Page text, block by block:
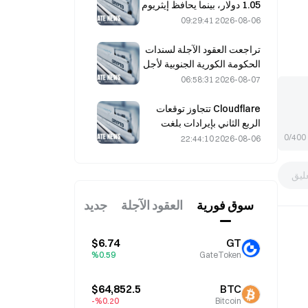
0/400
1.05 دولار، بينما يحافظ إيثريوم
على مستوى 1,908 دولارات
2026-08-06 09:29:41
تراجعت العقود الآجلة لسندات
الحكومة الكورية الجنوبية لأجل
3 و10 سنوات في 7 أغسطس،
2026-08-07 06:58:31
Cloudflare تتجاوز توقعات
الربع الثاني بإيرادات بلغت
2026-08-06 22:44:10
سوق فوریة العقود الآجلة جديد
GT
GateToken
$6.74
%0.59
BTC
Bitcoin
$64,852.5
%0.20-